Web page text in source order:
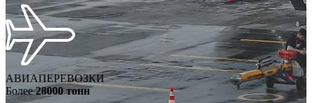
АВИАПЕРЕВОЗКИ
Более28000 тонн